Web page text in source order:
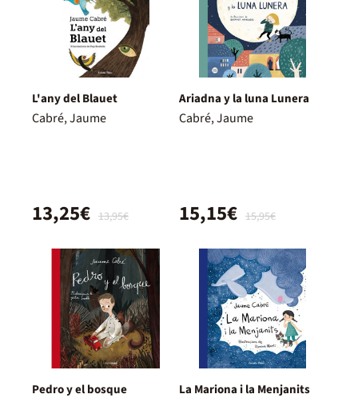
L'any del Blauet
Cabré, Jaume
13,95€
13,25€
Ariadna y la luna Lunera
Cabré, Jaume
15,95€
15,15€
Pedro y el bosque La Mariona i la Menjanits